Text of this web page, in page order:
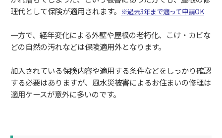
理代として保険が適用されます。 ※過去3年まで遡って申請OK
一方で、経年変化による外壁や屋根の老朽化、こけ・カビな
どの自然の汚れなどは保険適用外となります。
加入されている保険内容や適用する条件などをしっかり確認
する必要はありますが、風水災被害によるお住まいの修理は
適用ケースが意外に多いのです。